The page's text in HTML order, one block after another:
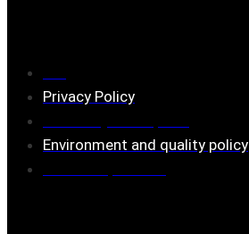
Privacy Policy
Environment and quality policy